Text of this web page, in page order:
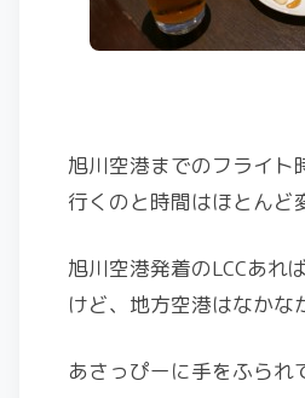
旭川空港までのフライト
行くのと時間はほとんど
旭川空港発着のLCCあれ
けど、地方空港はなかな
あさっぴーに手をふられ